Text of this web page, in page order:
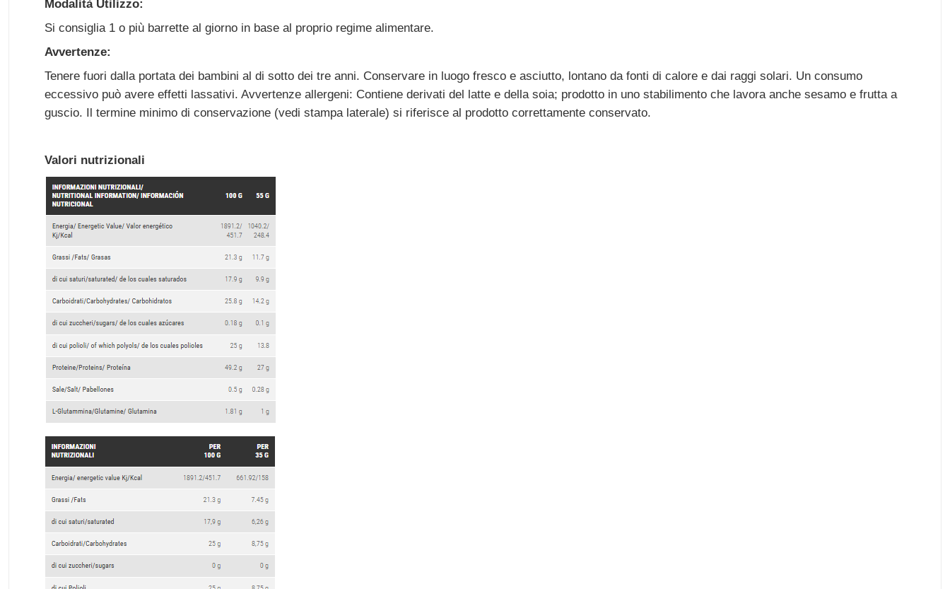
Modalità Utilizzo:
Si consiglia 1 o più barrette al giorno in base al proprio regime alimentare.
Avvertenze:
Tenere fuori dalla portata dei bambini al di sotto dei tre anni. Conservare in luogo fresco e asciutto, lontano da fonti di calore e dai raggi solari. Un consumo
eccessivo può avere effetti lassativi. Avvertenze allergeni: Contiene derivati del latte e della soia; prodotto in uno stabilimento che lavora anche sesamo e frutta a
guscio. Il termine minimo di conservazione (vedi stampa laterale) si riferisce al prodotto correttamente conservato.
Valori nutrizionali